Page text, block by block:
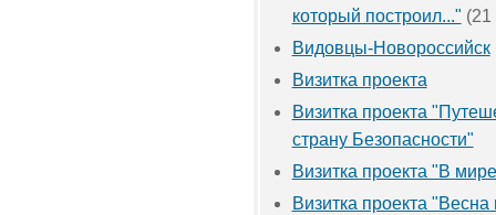
который построил..." (21
Видовцы-Новороссийск
Визитка проекта
Визитка проекта
страну Безопасности"
Визитка проекта "В
Визитка проекта